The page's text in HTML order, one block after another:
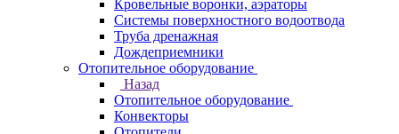
Кровельные воронки, аэраторы
Системы поверхностного водоотвода
Труба дренажная
Дождеприемники
Отопительное оборудование
Назад
Отопительное оборудование
Конвекторы